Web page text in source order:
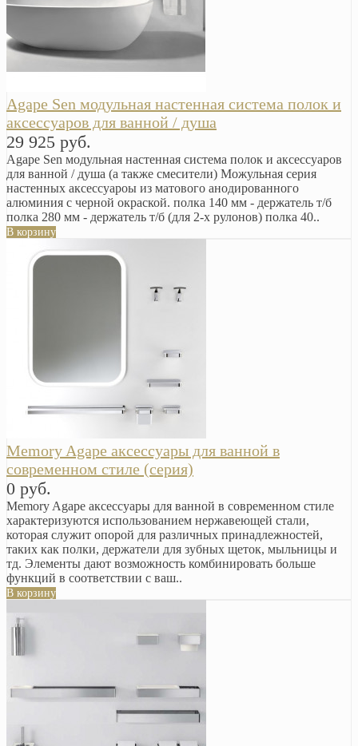
Agape Sen модульная настенная система полок и
аксессуаров для ванной / душа
29 925 руб.
Agape Sen модульная настенная система полок и аксессуаров
для ванной / душа (а также смесители) Можульная серия
настенных аксессуароы из матового анодированного
алюминия с черной окраской. полка 140 мм - держатель т/б
полка 280 мм - держатель т/б (для 2-х рулонов) полка 40..
В корзину
Memory Agape аксессуары для ванной в
современном стиле (серия)
0 руб.
Memory Agape аксессуары для ванной в современном стиле
характеризуются использованием нержавеющей стали,
которая служит опорой для различных принадлежностей,
таких как полки, держатели для зубных щеток, мыльницы и
тд. Элементы дают возможность комбинировать больше
функций в соответствии с ваш..
В корзину